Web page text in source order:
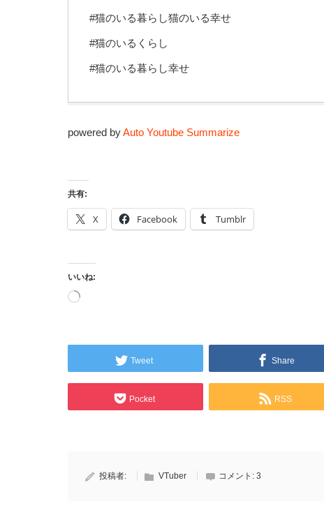
#猫のいる暮らし猫のいる幸せ
#猫のいるくらし
#猫のいる暮らし幸せ
powered byAuto Youtube Summarize
共有:
X Facebook Tumblr
いいね:
読
Tweet Share
Pocket RSS
投稿者: VTuber コメント: 3